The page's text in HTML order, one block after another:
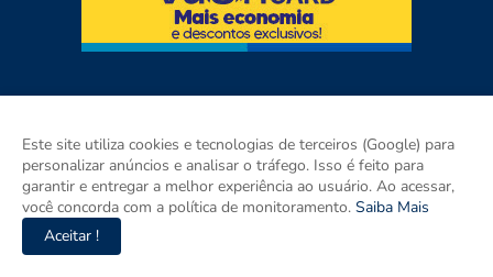
Este site utiliza cookies e tecnologias de terceiros (Google) para
personalizar anúncios e analisar o tráfego. Isso é feito para
garantir e entregar a melhor experiência ao usuário. Ao acessar,
você concorda com a política de monitoramento. Saiba Mais
Aceitar !